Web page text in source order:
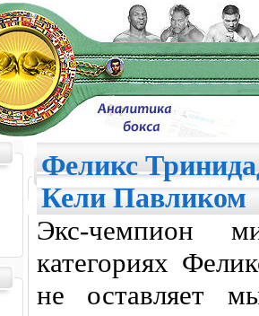
Феликс
Кели Павликом
Экс-чемпион
категориях
не оставляет